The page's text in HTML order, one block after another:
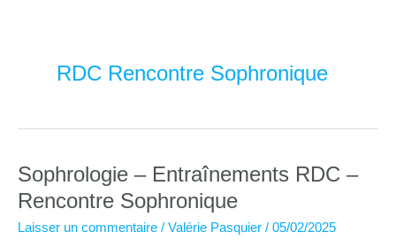
RDC Rencontre Sophronique
Sophrologie – Entraînements RDC –
Rencontre Sophronique
Laisser un commentaire / Valérie Pasquier / 05/02/2025